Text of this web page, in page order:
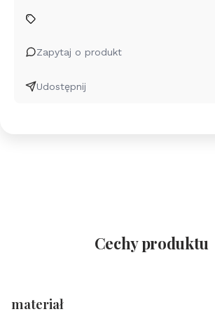
Zapytaj o produkt
Udostępnij
Cechy produktu
materiał